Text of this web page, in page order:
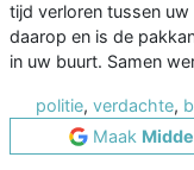
tijd verloren tussen
daarop en is de
in uw buurt. Samen
politie, verdachte,
Maak